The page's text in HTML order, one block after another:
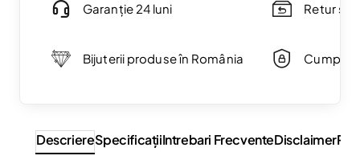
Garanție 24 luni
Bijuterii produse în România
Retur
DescriereSpecificaţiiIntrebari FrecventeDisclaimer